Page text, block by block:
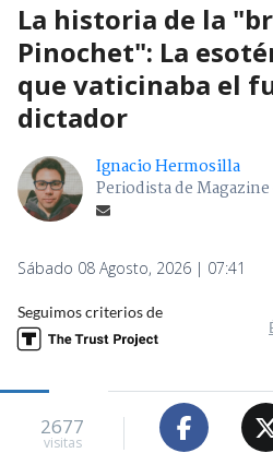
La historia de la
Pinochet": La
que vaticinaba el
dictador
Ignacio Hermosilla
Periodista de
Sábado 08 Agosto, 2026 | 07:41
Seguimos criterios de
2677
visitas